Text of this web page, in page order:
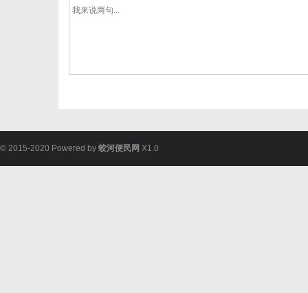
© 2015-2020 Powered by 蛟河便民网 X1.0